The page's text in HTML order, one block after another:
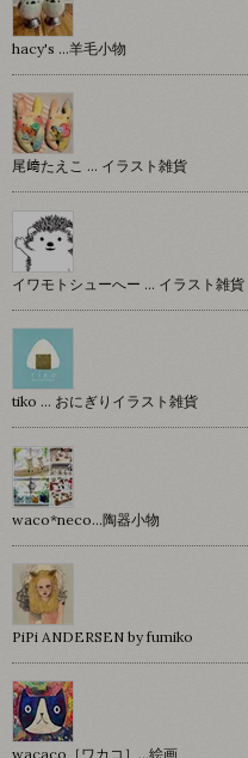
hacy's …羊毛小物
尾﨑たえこ … イラスト雑貨
イワモトシューへー … イラスト雑貨
tiko … おにぎりイラスト雑貨
waco*neco...陶器小物
PiPi ANDERSEN by fumiko
wacaco［ワカコ］…絵画